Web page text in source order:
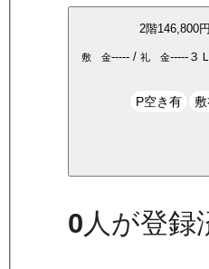
2階146,800円
敷 金-----/ 礼 金-----３
P空き有
0 人が登録